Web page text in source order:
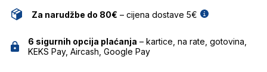
Za narudžbe do 80€ – cijena dostave 5€
6 sigurnih opcija plaćanja – kartice, na rate, gotovina,
KEKS Pay, Aircash, Google Pay